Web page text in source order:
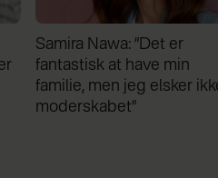
Jeg valgte at blive skilt
min mand - da jeg en dag
gik forbi hans hus, fik jeg
chok